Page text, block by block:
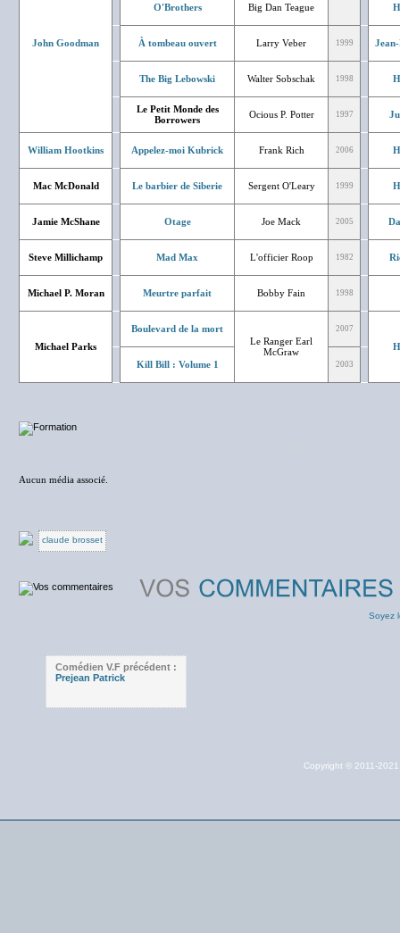
John Goodman
O'Brothers Big Dan Teague
À tombeau ouvert Larry Veber 1999
The Big Lebowski Walter Sobschak 1998
Le Petit Monde des
Borrowers
Ocious P. Potter 1997
William Hootkins Appelez-moi Kubrick Frank Rich 2006
Mac McDonald Le barbier de Siberie Sergent O'Leary 1999
Jamie McShane Otage Joe Mack 2005
Steve Millichamp Mad Max L'officier Roop 1982
Michael P. Moran Meurtre parfait Bobby Fain 1998
Michael Parks
Boulevard de la mort
Le Ranger Earl
McGraw
2007
Kill Bill : Volume 1
2003
Aucun média associé.
claude brosset
Soyez
Comédien V.F précédent :
Prejean Patrick
Copyright © 2011-